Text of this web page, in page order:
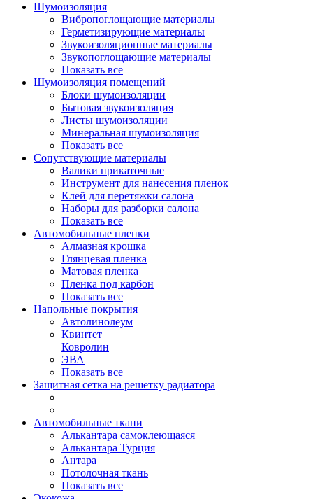
Шумоизоляция
Вибропоглощающие материалы
Герметизирующие материалы
Звукоизоляционные материалы
Звукопоглощающие материалы
Показать все
Шумоизоляция помещений
Блоки шумоизоляции
Бытовая звукоизоляция
Листы шумоизоляции
Минеральная шумоизоляция
Показать все
Сопутствующие материалы
Валики прикаточные
Инструмент для нанесения пленок
Клей для перетяжки салона
Наборы для разборки салона
Показать все
Автомобильные пленки
Алмазная крошка
Глянцевая пленка
Матовая пленка
Пленка под карбон
Показать все
Напольные покрытия
Автолинолеум
Квинтет
Ковролин
ЭВА
Показать все
Защитная сетка на решетку радиатора
Автомобильные ткани
Алькантара самоклеющаяся
Алькантара Турция
Антара
Потолочная ткань
Показать все